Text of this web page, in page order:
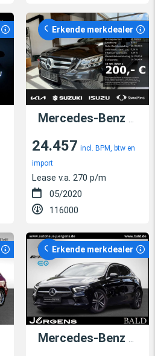
Erkende merkdealer
24.457 incl. BPM, btw en
import
Lease v.a. 270 p/m
05/2020
116000
Erkende merkdealer